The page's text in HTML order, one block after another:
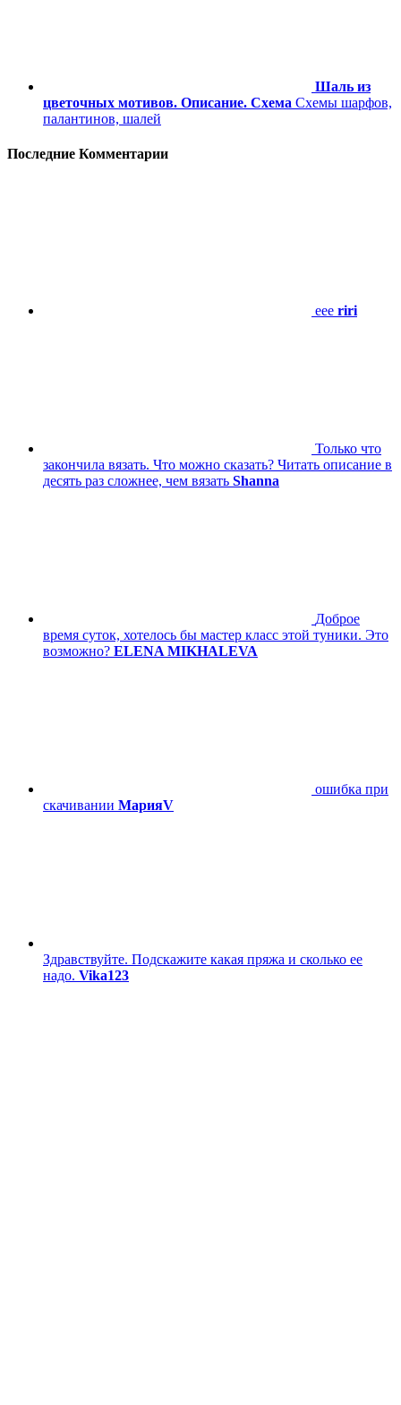
Шаль из
цветочных мотивов. Описание. Схема Схемы шарфов,
палантинов, шалей
Последние Комментарии
eee riri
Только что
закончила вязать. Что можно сказать? Читать описание в
десять раз сложнее, чем вязать Shanna
Доброе
время суток, хотелось бы мастер класс этой туники. Это
возможно? ELENA MIKHALEVA
ошибка при
скачивании МарияV
Здравствуйте. Подскажите какая пряжа и сколько ее
надо. Vika123